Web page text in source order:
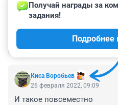
Киса Воробьев
Получай награды за
задания!
Подробнее
26 февраля 2022, 09:09
И такое повсеместно